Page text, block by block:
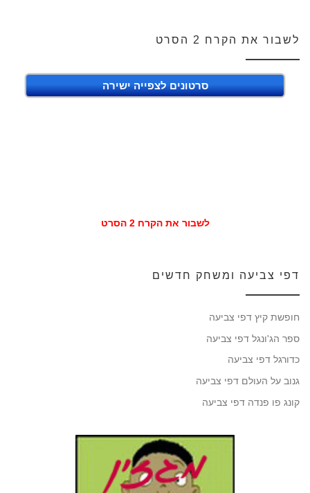
לשבור את הקרח 2 הסרט
סרטונים לצפייה ישירה
לשבור את הקרח 2 הסרט
דפי צביעה ומשחק חדשים
חופשת קיץ דפי צביעה
ספר הג'ונגל דפי צביעה
כדורגל דפי צביעה
גנוב על העולם דפי צביעה
קונג פו פנדה דפי צביעה